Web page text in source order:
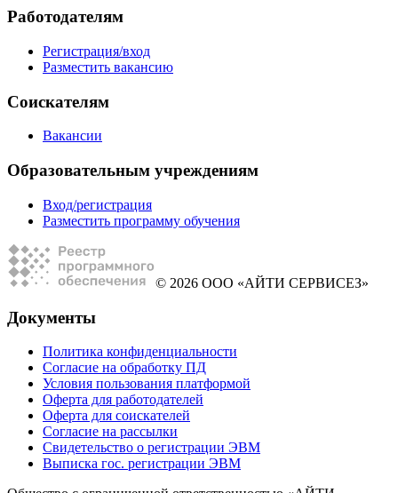
Работодателям
Регистрация/вход
Разместить вакансию
Соискателям
Вакансии
Образовательным учреждениям
Вход/регистрация
Разместить программу обучения
© 2026 ООО «АЙТИ СЕРВИСЕЗ»
Документы
Политика конфиденциальности
Согласие на обработку ПД
Условия пользования платформой
Оферта для работодателей
Оферта для соискателей
Согласие на рассылки
Свидетельство о регистрации ЭВМ
Выписка гос. регистрации ЭВМ